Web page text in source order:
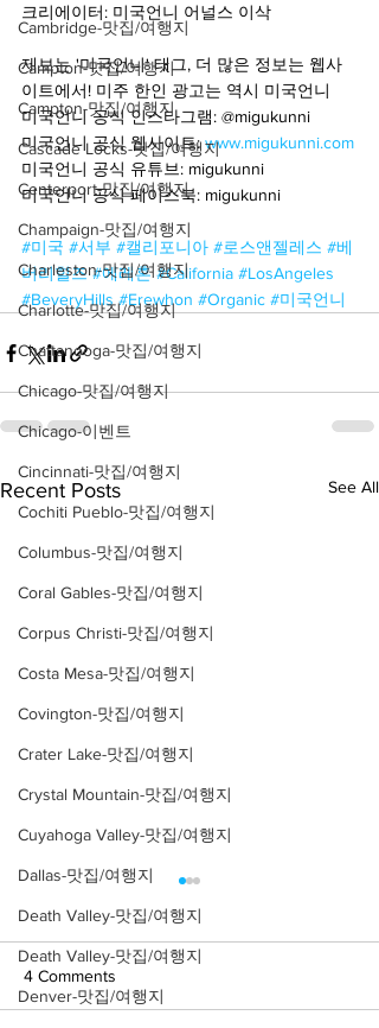
Cambridge-맛집/여행지
Campton-맛집/여행지
Campton-맛집/여행지
Cascade Locks-맛집/여행지
Centerport-맛집/여행지
Champaign-맛집/여행지
Charleston-맛집/여행지
Charlotte-맛집/여행지
Chattanooga-맛집/여행지
Chicago-맛집/여행지
Chicago-이벤트
Cincinnati-맛집/여행지
Cochiti Pueblo-맛집/여행지
Columbus-맛집/여행지
Coral Gables-맛집/여행지
Corpus Christi-맛집/여행지
Costa Mesa-맛집/여행지
Covington-맛집/여행지
Crater Lake-맛집/여행지
Crystal Mountain-맛집/여행지
Cuyahoga Valley-맛집/여행지
Dallas-맛집/여행지
Death Valley-맛집/여행지
Death Valley-맛집/여행지
Denver-맛집/여행지
크리에이터: 미국언니 어널스 이삭
제보는 '미국언니' 태그, 더 많은 정보는 웹사
이트에서! 미주 한인 광고는 역시 미국언니
미국언니 공식 인스타그램: @migukunni
미국언니 공식 웹사이트: www.migukunni.com
미국언니 공식 유튜브: migukunni
미국언니 공식 페이스북: migukunniㅤ
#미국 #서부 #캘리포니아 #로스앤젤레스 #베
버리힐즈 #에레혼 #California #LosAngeles
#BeveryHills #Erewhon #Organic #미국언니
Recent Posts See All
4 Comments